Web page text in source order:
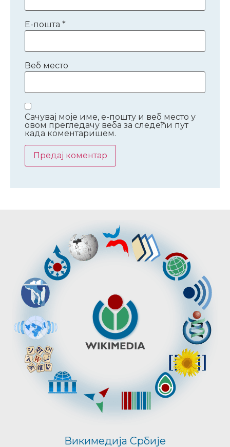
Е-пошта *
Веб место
Сачувај моје име, е-пошту и веб место у
овом прегледачу веба за следећи пут
када коментаришем.
Викимедија Србије